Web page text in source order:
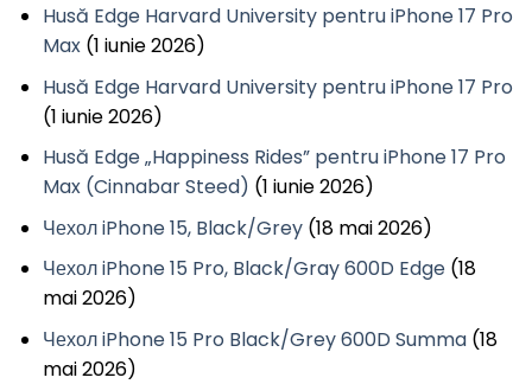
Husă Edge Harvard University pentru iPhone 17 Pro
Max (1 iunie 2026)
Husă Edge Harvard University pentru iPhone 17 Pro
(1 iunie 2026)
Husă Edge „Happiness Rides” pentru iPhone 17 Pro
Max (Cinnabar Steed) (1 iunie 2026)
Чехол iPhone 15, Black/Grey (18 mai 2026)
Чехол iPhone 15 Pro, Black/Gray 600D Edge (18
mai 2026)
Чехол iPhone 15 Pro Black/Grey 600D Summa (18
mai 2026)